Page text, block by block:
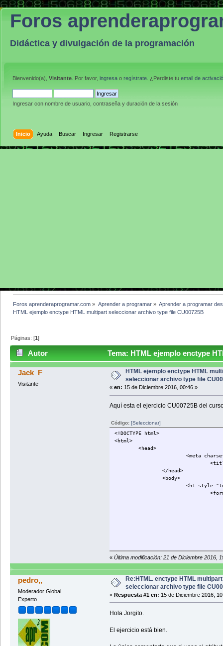
Foros
Didáctica y divulgación de la programación
Bienvenido(a), Visitante . Por favor, ingresa o regístrate . ¿Perdiste tu email de
Ingresar con nombre de usuario, contraseña y duración de la sesión
Inicio Ayuda Buscar Ingresar Registrarse
Foros aprenderaprogramar.com » Aprender a programar» Aprender a programar
HTML ejemplo enctype HTML multipart seleccionar archivo type file CU00725B
Páginas: [1]
Autor
Tema: HTML ejemplo enctype
CU00725B (Leído 3268 veces)
Jack_F
Visitante
HTML ejemplo enctype HTML
seleccionar archivo type file
« en: 15 de Diciembre 2016, 00:46 »
Aquí esta el ejercicio CU00725B del
Código: [Seleccionar]
<!DOCTYPE html>
<html>
<head>
<meta
</head>
<body>
<h1 style="text-
</
</body>
</html>
« Última modificación: 21 de Diciembre 2016,
pedro,,
Moderador Global
Experto
Re:HTML. enctype HTML multipart
seleccionar archivo type file
« Respuesta #1 en: 15 de Diciembre 2016,
Hola Jorgito.
El ejercicio está bien.